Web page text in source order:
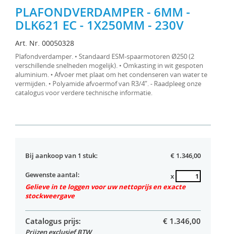
PLAFONDVERDAMPER - 6MM -
DLK621 EC - 1X250MM - 230V
Art. Nr. 00050328
Plafondverdamper. • Standaard ESM-spaarmotoren Ø250 (2
verschillende snelheden mogelijk). • Omkasting in wit gespoten
aluminium. • Afvoer met plaat om het condenseren van water te
vermijden. • Polyamide afvoermof van R3/4”. - Raadpleeg onze
catalogus voor verdere technische informatie.
Bij aankoop van 1 stuk: € 1.346,00
Gewenste aantal:
x
Gelieve in te loggen voor uw nettoprijs en exacte
stockweergave
Catalogus prijs:
Prijzen exclusief BTW
€ 1.346,00